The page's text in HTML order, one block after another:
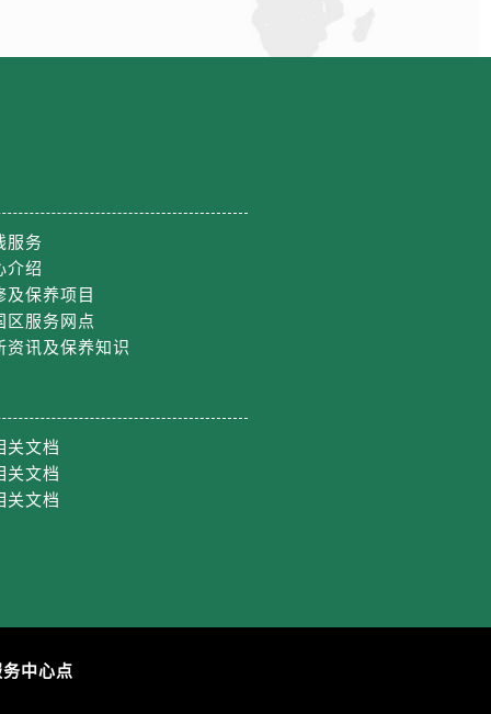
服务
介绍
及保养项目
区服务网点
资讯及保养知识
关文档
关文档
关文档
中心点